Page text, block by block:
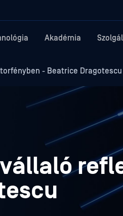
Akadémia
- Beatrice Dragotescu